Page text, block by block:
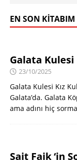
EN SON KITABIM
Galata Kulesi
23/10/2025
Galata Kulesi Kız
Galata’da. Galata
ama adını hiç
Sait Faik ‘in